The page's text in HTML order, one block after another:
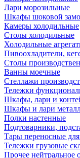
Лари морозильные
Шкафы шоковой
Камеры холодильные
Столы холодильные
Холодильные
Пивоохладители,
Столы
Ванны моечные
Стеллажи
Тележки
Шкафы, лари и
Шкафы и лари
Полки настенные
Подтоварники,
Тары переносные
Тележки грузовые
Прочее нейтральное